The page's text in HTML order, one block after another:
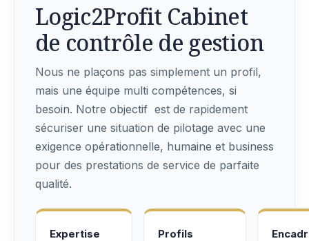
Logic2Profit Cabinet
de contrôle de gestion
Nous ne plaçons pas simplement un profil,
mais une équipe multi compétences, si
besoin. Notre objectif est de rapidement
sécuriser une situation de pilotage avec une
exigence opérationnelle, humaine et business
pour des prestations de service de parfaite
qualité.
Expertise
Profils